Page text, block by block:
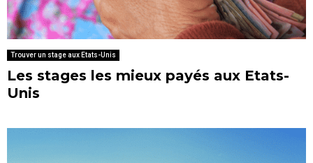
Trouver un stage aux Etats-Unis
Les stages les mieux payés aux Etats-
Unis